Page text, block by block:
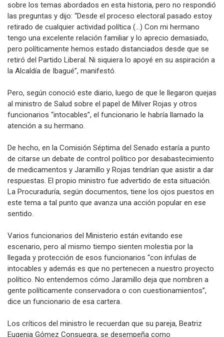
sobre los temas abordados en esta historia, pero no respondió
las preguntas y dijo: “Desde el proceso electoral pasado estoy
retirado de cualquier actividad política (...) Con mi hermano
tengo una excelente relación familiar y lo aprecio demasiado,
pero políticamente hemos estado distanciados desde que se
retiró del Partido Liberal. Ni siquiera lo apoyé en su aspiración a
la Alcaldía de Ibagué”, manifestó.
Pero, según conoció este diario, luego de que le llegaron quejas
al ministro de Salud sobre el papel de Milver Rojas y otros
funcionarios “intocables”, el funcionario le habría llamado la
atención a su hermano.
De hecho, en la Comisión Séptima del Senado estaría a punto
de citarse un debate de control político por desabastecimiento
de medicamentos y Jaramillo y Rojas tendrían que asistir a dar
respuestas. El propio ministro fue advertido de esta situación.
La Procuraduría, según documentos, tiene los ojos puestos en
este tema a tal punto que avanza una acción popular en ese
sentido.
Varios funcionarios del Ministerio están evitando ese
escenario, pero al mismo tiempo sienten molestia por la
llegada y protección de esos funcionarios “con ínfulas de
intocables y además es que no pertenecen a nuestro proyecto
político. No entendemos cómo Jaramillo deja que nombren a
gente políticamente conservadora o con cuestionamientos”,
dice un funcionario de esa cartera.
Los críticos del ministro le recuerdan que su pareja, Beatriz
Eugenia Gómez Consuegra, se desempeña como